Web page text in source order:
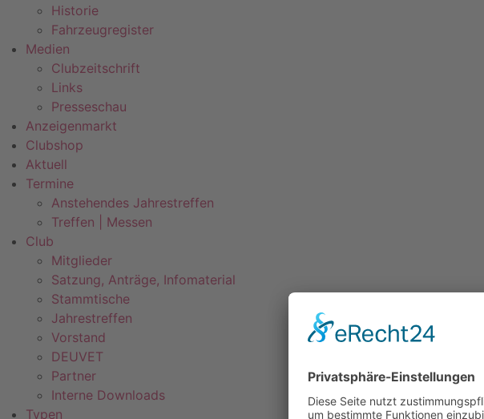
Historie
Fahrzeugregister
Medien
Clubzeitschrift
Links
Presseschau
Anzeigenmarkt
Clubshop
Aktuell
Termine
Anstehendes Jahrestreffen
Treffen | Messen
Club
Mitglieder
Satzung, Anträge, Infomaterial
Stammtische
Jahrestreffen
Vorstand
DEUVET
Partner
Interne Downloads
Typen